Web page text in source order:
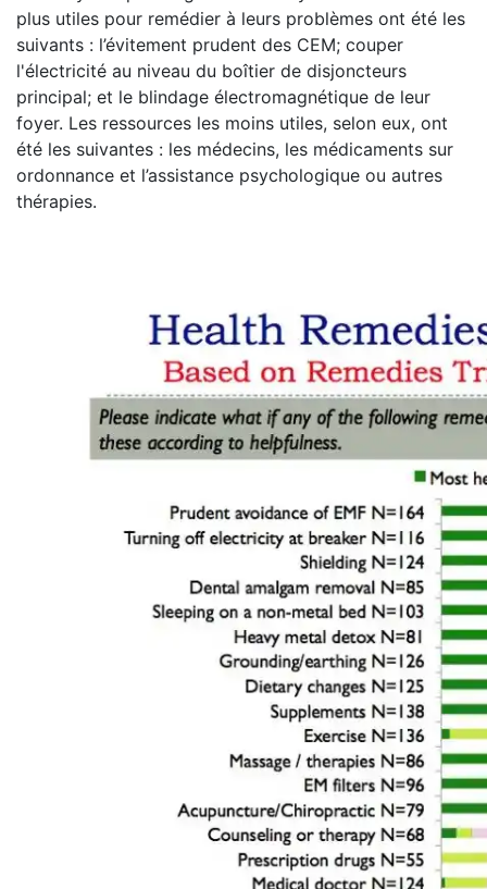
plus utiles pour remédier à leurs problèmes ont été les
suivants : l’évitement prudent des CEM; couper
l'électricité au niveau du boîtier de disjoncteurs
principal; et le blindage électromagnétique de leur
foyer. Les ressources les moins utiles, selon eux, ont
été les suivantes : les médecins, les médicaments sur
ordonnance et l’assistance psychologique ou autres
thérapies.